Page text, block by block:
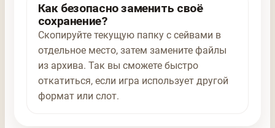
Как безопасно заменить своё
сохранение?
Скопируйте текущую папку с сейвами в
отдельное место, затем замените файлы
из архива. Так вы сможете быстро
откатиться, если игра использует другой
формат или слот.